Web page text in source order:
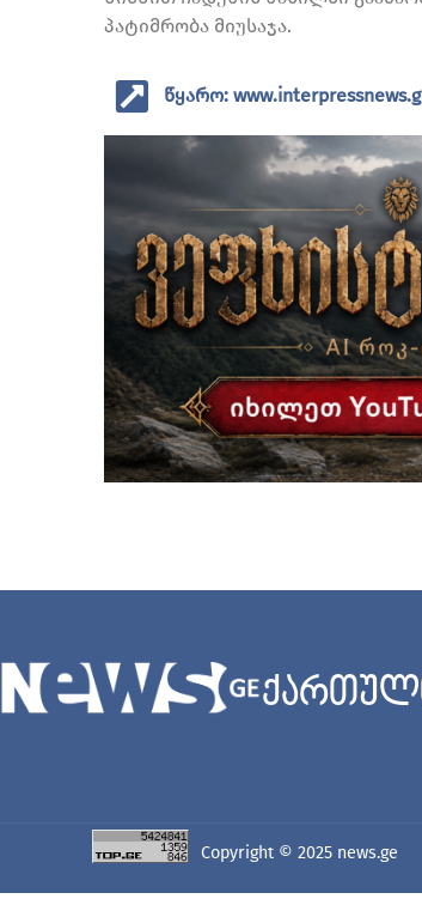
პატიმრობა მიუსაჯა.
წყარო:
Copyright © 2025 news.ge